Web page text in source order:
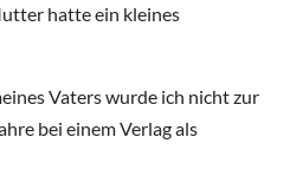
hatte ein kleines
Vaters wurde ich nicht zur
bei einem Verlag als